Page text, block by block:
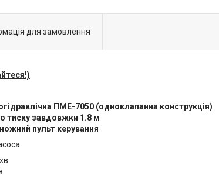
для замовлення
ПМЕ-7050 (одноклапанна конструкція)
тиску завдовжки 1.8 м
пульт керування